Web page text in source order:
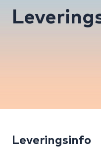
Leveringsinfo